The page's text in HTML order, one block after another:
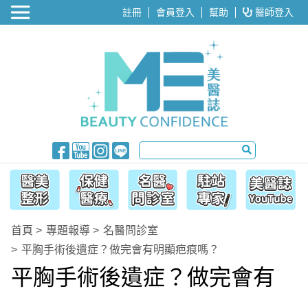
醫美整形 註冊 會員登入 幫助 醫師登入
首頁 專題報導
名醫問診室
平胸手術後遺症？做完會有明顯疤痕嗎？
平胸手術後遺症？做完會有